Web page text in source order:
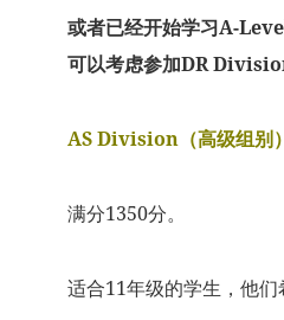
或者已经开始学习A-
可以考虑参加DR
AS Division（高级组别
满分1350分。
适合11年级的学生，他们